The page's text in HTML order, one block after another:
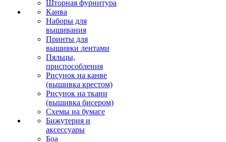
Шторная фурнитура
Канва
Наборы для
вышивания
Принты для
вышивки лентами
Пяльцы,
приспособления
Рисунок на канве
(вышивка крестом)
Рисунок на ткани
(вышивка бисером)
Схемы на бумаге
Бижутерия и
аксессуары
Боа